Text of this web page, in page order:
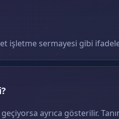
işletme sermayesi gibi
ayrıca gösterilir.